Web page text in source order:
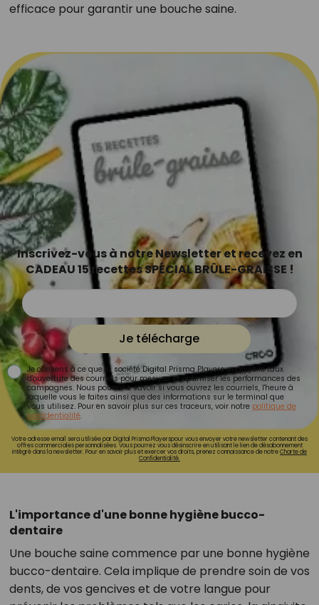
efficace pour garantir une bouche saine.
Inscrivez-vous à notre Newsletter et recevez en
CADEAU 15 recettes SPÉCIAL BRÛLE-GRAISSE !
Je télécharge
Je consens à ce que la société Digital Prisma Players analyse le taux
d'ouverture des courriels pour mesurer et optimiser les performances des
campagnes. Nous pourrons savoir si vous ouvrez les courriels, l'heure à
laquelle vous le faites ainsi que des informations sur le terminal que
vous utilisez. Pour en savoir plus sur ces traceurs, voir notre politique de
confidentialité.
Votre adresse email sera utilisée par Digital Prisma Playerspour vous envoyer votre newsletter contenant des
offres commerciales personnalisées. Vous pourrez vous désinscrire en utilisant le lien de désabonnement
intégré dans la newsletter. Pour en savoir plus et exercer vos droits, prenez connaissance de notreCharte de
Confidentialité.
L'importance d'une bonne hygiène bucco-
dentaire
Une bouche saine commence par une bonne hygiène
bucco-dentaire. Cela implique de prendre soin de vos
dents, de vos gencives et de votre langue pour